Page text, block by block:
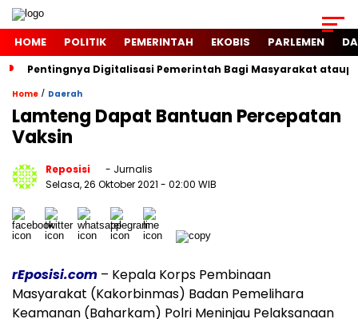
HOME POLITIK PEMERINTAH EKOBIS PARLEMEN
Pentingnya Digitalisasi Pemerintah Bagi Masyarakat
Home / Daerah
Lamteng Dapat Bantuan Percepatan
Vaksin
Reposisi
- Jurnalis
Selasa, 26 Oktober 2021 - 02:00 WIB
rEposisi.com – Kepala Korps Pembinaan
Masyarakat (Kakorbinmas) Badan Pemelihara
Keamanan (Baharkam) Polri Meninjau Pelaksanaan